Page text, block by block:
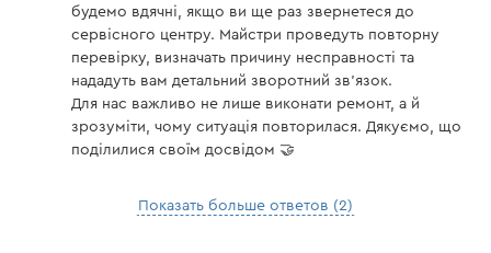
будемо вдячні, якщо ви ще раз звернетеся до
сервісного центру. Майстри проведуть повторну
перевірку, визначать причину несправності та
нададуть вам детальний зворотний зв'язок.
Для нас важливо не лише виконати ремонт, а й
зрозуміти, чому ситуація повторилася. Дякуємо, що
поділилися своїм досвідом 🤝
Показать больше ответов (2)